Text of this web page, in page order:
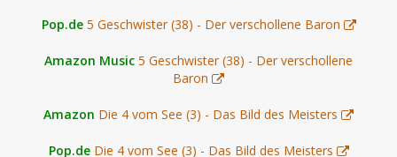
Pop.de 5 Geschwister (38) - Der verschollene Baron
Amazon Music 5 Geschwister (38) - Der verschollene
Baron
Amazon Die 4 vom See (3) - Das Bild des Meisters
Pop.de Die 4 vom See (3) - Das Bild des Meisters